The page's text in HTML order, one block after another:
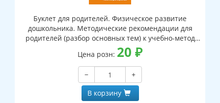
Буклет для родителей. Физическое развитие
дошкольника. Методические рекомендации для
родителей (разбор основных тем) к учебно-метод
ическому пособию "Физическое развитие
дошкольника"
Цена розн: 20 ₽
−
+
В корзину